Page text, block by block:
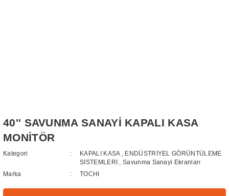
40'' SAVUNMA SANAYİ KAPALI KASA
MONİTÖR
Kategori KAPALI KASA
ENDÜSTRİYEL GÖRÜNTÜLEME
SİSTEMLERİ
,Savunma Sanayi Ekranları
Marka
TOCHI